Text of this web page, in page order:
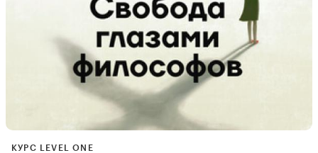
КУРС LEVEL ONE